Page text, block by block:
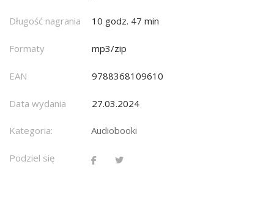
Długość nagrania 10 godz. 47 min
Formaty mp3/zip
EAN 9788368109610
Data wydania 27.03.2024
Kategoria: Audiobooki
Podziel się